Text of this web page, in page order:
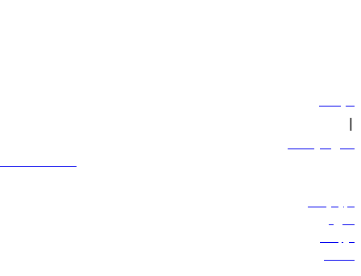
سياساتنا
|
الشروط والأحكام
600 544 445
حجز الرحلات
العروض
الوجهات
الأمتعة